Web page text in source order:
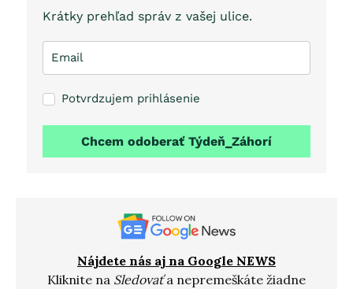
Krátky prehľad správ z vašej ulice.
Potvrdzujem prihlásenie
Chcem odoberať Týdeň_Záhorí
Nájdete nás aj na Google NEWS
Kliknite na Sledovaťa nepremeškáte žiadne